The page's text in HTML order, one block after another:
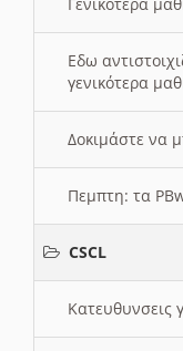
Εδω
γενικότερα
Δοκιμάστε να
Πεμπτη: τα
CSCL
Κατευθυνσεις